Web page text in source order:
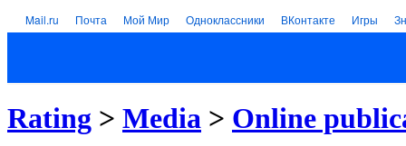
Mail.ru Почта Мой Мир Одноклассники ВКонтакте Игры
Rating > Media > Online